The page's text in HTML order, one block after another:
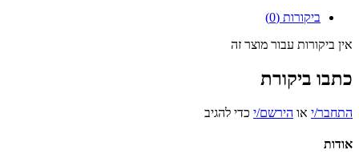
ביקורות (0)
אין ביקורות עבור מוצר זה
כתבו ביקורת
התחבר/י או הירשם/י כדי להגיב
אודות